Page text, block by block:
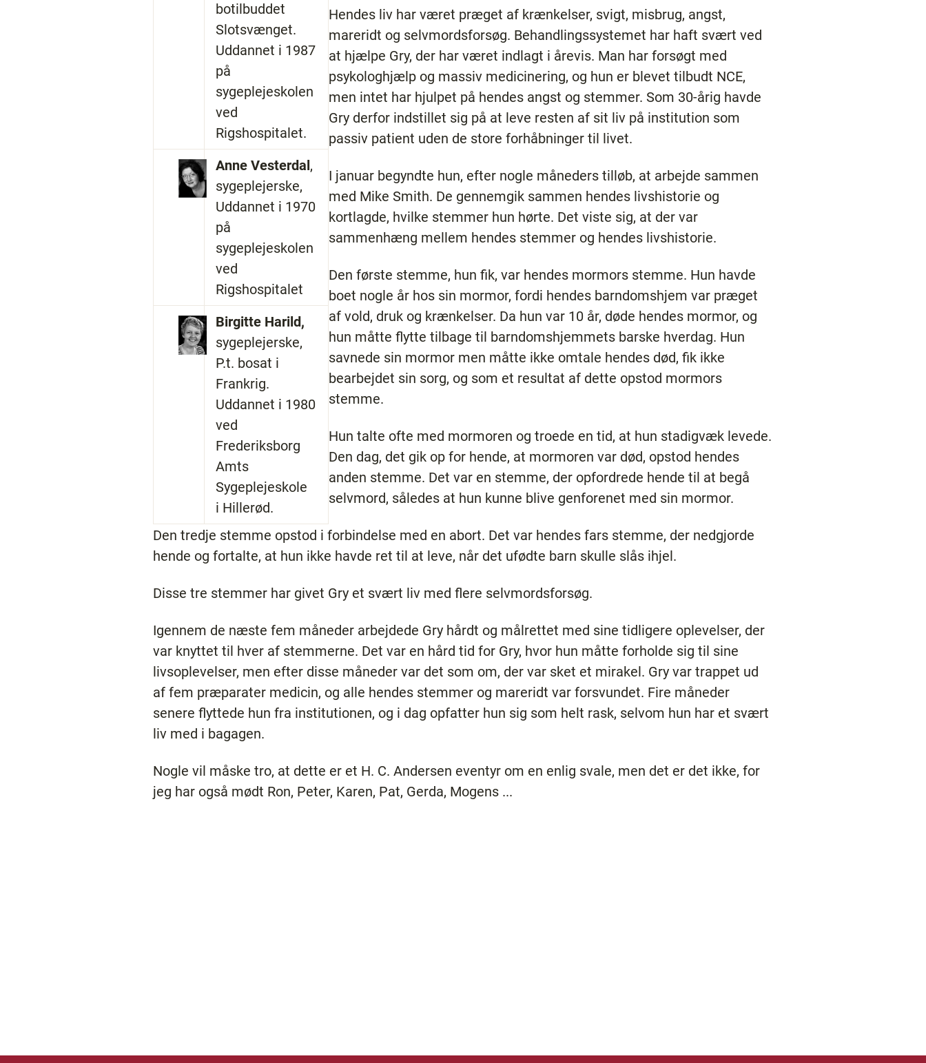
botilbuddet
Slotsvænget.
Uddannet i 1987
på
sygeplejeskolen
ved
Rigshospitalet.
Anne Vesterdal,
sygeplejerske,
Uddannet i 1970
på
sygeplejeskolen
ved
Rigshospitalet
Birgitte Harild,
sygeplejerske,
P.t. bosat i
Frankrig.
Uddannet i 1980
ved
Frederiksborg
Amts
Sygeplejeskole
i Hillerød.
Hendes liv har været præget af krænkelser, svigt, misbrug, angst,
mareridt og selvmordsforsøg. Behandlingssystemet har haft svært ved
at hjælpe Gry, der har været indlagt i årevis. Man har forsøgt med
psykologhjælp og massiv medicinering, og hun er blevet tilbudt NCE,
men intet har hjulpet på hendes angst og stemmer. Som 30-årig havde
Gry derfor indstillet sig på at leve resten af sit liv på institution som
passiv patient uden de store forhåbninger til livet.
I januar begyndte hun, efter nogle måneders tilløb, at arbejde sammen
med Mike Smith. De gennemgik sammen hendes livshistorie og
kortlagde, hvilke stemmer hun hørte. Det viste sig, at der var
sammenhæng mellem hendes stemmer og hendes livshistorie.
Den første stemme, hun fik, var hendes mormors stemme. Hun havde
boet nogle år hos sin mormor, fordi hendes barndomshjem var præget
af vold, druk og krænkelser. Da hun var 10 år, døde hendes mormor, og
hun måtte flytte tilbage til barndomshjemmets barske hverdag. Hun
savnede sin mormor men måtte ikke omtale hendes død, fik ikke
bearbejdet sin sorg, og som et resultat af dette opstod mormors
stemme.
Hun talte ofte med mormoren og troede en tid, at hun stadigvæk levede.
Den dag, det gik op for hende, at mormoren var død, opstod hendes
anden stemme. Det var en stemme, der opfordrede hende til at begå
selvmord, således at hun kunne blive genforenet med sin mormor.
Den tredje stemme opstod i forbindelse med en abort. Det var hendes fars stemme, der nedgjorde
hende og fortalte, at hun ikke havde ret til at leve, når det ufødte barn skulle slås ihjel.
Disse tre stemmer har givet Gry et svært liv med flere selvmordsforsøg.
Igennem de næste fem måneder arbejdede Gry hårdt og målrettet med sine tidligere oplevelser, der
var knyttet til hver af stemmerne. Det var en hård tid for Gry, hvor hun måtte forholde sig til sine
livsoplevelser, men efter disse måneder var det som om, der var sket et mirakel. Gry var trappet ud
af fem præparater medicin, og alle hendes stemmer og mareridt var forsvundet. Fire måneder
senere flyttede hun fra institutionen, og i dag opfatter hun sig som helt rask, selvom hun har et svært
liv med i bagagen.
Nogle vil måske tro, at dette er et H. C. Andersen eventyr om en enlig svale, men det er det ikke, for
jeg har også mødt Ron, Peter, Karen, Pat, Gerda, Mogens ...